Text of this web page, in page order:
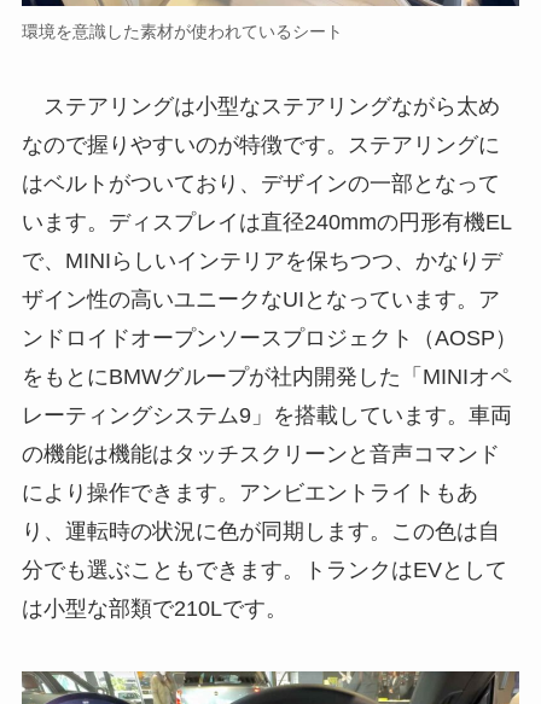
環境を意識した素材が使われているシート
ステアリングは小型なステアリングながら太め
なので握りやすいのが特徴です。ステアリングに
はベルトがついており、デザインの一部となって
います。ディスプレイは直径240mmの円形有機EL
で、MINIらしいインテリアを保ちつつ、かなりデ
ザイン性の高いユニークなUIとなっています。ア
ンドロイドオープンソースプロジェクト（AOSP）
をもとにBMWグループが社内開発した「MINIオペ
レーティングシステム9」を搭載しています。車両
の機能は機能はタッチスクリーンと音声コマンド
により操作できます。アンビエントライトもあ
り、運転時の状況に色が同期します。この色は自
分でも選ぶこともできます。トランクはEVとして
は小型な部類で210Lです。